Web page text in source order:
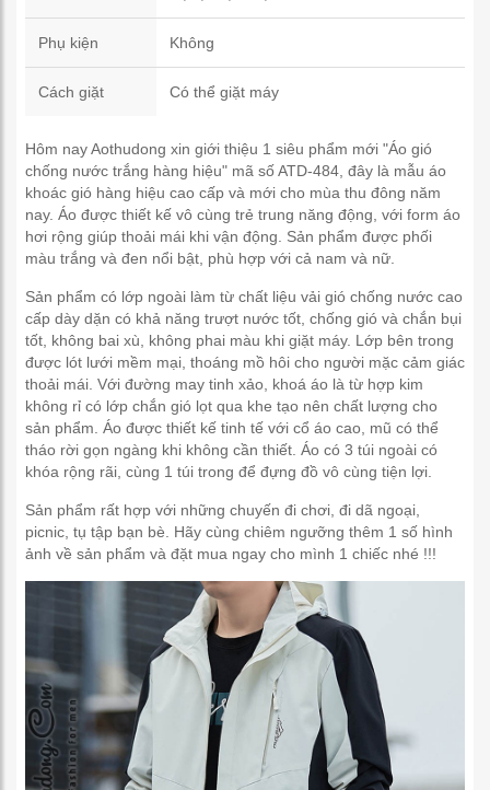
Phụ kiện Không
Cách giặt Có thể giặt máy
Hôm nay Aothudong xin giới thiệu 1 siêu phẩm mới "Áo gió
chống nước trắng hàng hiệu" mã số ATD-484, đây là mẫu áo
khoác gió hàng hiệu cao cấp và mới cho mùa thu đông năm
nay. Áo được thiết kế vô cùng trẻ trung năng động, với form áo
hơi rộng giúp thoải mái khi vận động. Sản phẩm được phối
màu trắng và đen nổi bật, phù hợp với cả nam và nữ.
Sản phẩm có lớp ngoài làm từ chất liệu vải gió chống nước cao
cấp dày dặn có khả năng trượt nước tốt, chống gió và chắn bụi
tốt, không bai xù, không phai màu khi giặt máy. Lớp bên trong
được lót lưới mềm mại, thoáng mồ hôi cho người mặc cảm giác
thoải mái. Với đường may tinh xảo, khoá áo là từ hợp kim
không rỉ có lớp chắn gió lọt qua khe tạo nên chất lượng cho
sản phẩm. Áo được thiết kế tinh tế với cổ áo cao, mũ có thể
tháo rời gọn ngàng khi không cần thiết. Áo có 3 túi ngoài có
khóa rộng rãi, cùng 1 túi trong để đựng đồ vô cùng tiện lợi.
Sản phẩm rất hợp với những chuyến đi chơi, đi dã ngoại,
picnic, tụ tập bạn bè. Hãy cùng chiêm ngưỡng thêm 1 số hình
ảnh về sản phẩm và đặt mua ngay cho mình 1 chiếc nhé !!!